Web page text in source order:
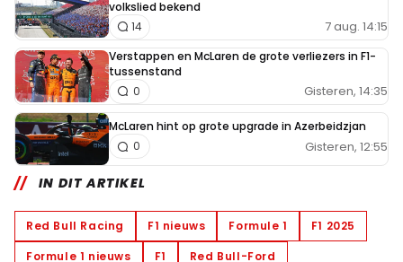
volkslied bekend
7 aug. 14:15
14
Verstappen en McLaren de grote verliezers in F1-
tussenstand
Gisteren, 14:35
0
McLaren hint op grote upgrade in Azerbeidzjan
Gisteren, 12:55
0
IN DIT ARTIKEL
Red Bull Racing F1 nieuws Formule 1
F1 2025
Formule 1 nieuws
F1 Red Bull-Ford